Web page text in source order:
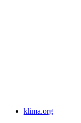
klima.org